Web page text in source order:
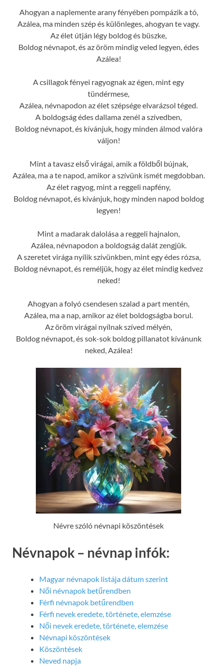
Ahogyan a naplemente arany fényében pompázik a tó,
Azálea, ma minden szép és különleges, ahogyan te vagy.
Az élet útján légy boldog és büszke,
Boldog névnapot, és az öröm mindig veled legyen, édes
Azálea!
A csillagok fényei ragyognak az égen, mint egy
tündérmese,
Azálea, névnapodon az élet szépsége elvarázsol téged.
A boldogság édes dallama zenél a szívedben,
Boldog névnapot, és kívánjuk, hogy minden álmod valóra
váljon!
Mint a tavasz első virágai, amik a földből bújnak,
Azálea, ma a te napod, amikor a szívünk ismét megdobban.
Az élet ragyog, mint a reggeli napfény,
Boldog névnapot, és kívánjuk, hogy minden napod boldog
legyen!
Mint a madarak dalolása a reggeli hajnalon,
Azálea, névnapodon a boldogság dalát zengjük.
A szeretet virága nyílik szívünkben, mint egy édes rózsa,
Boldog névnapot, és reméljük, hogy az élet mindig kedvez
neked!
Ahogyan a folyó csendesen szalad a part mentén,
Azálea, ma a nap, amikor az élet boldogságba borul.
Az öröm virágai nyílnak szíved mélyén,
Boldog névnapot, és sok-sok boldog pillanatot kívánunk
neked, Azálea!
Névre szóló névnapi köszöntések
Névnapok – névnap infók:
Magyar névnapok listája dátum szerint
Női névnapok betűrendben
Férfi névnapok betűrendben
Férfi nevek eredete, története, elemzése
Női nevek eredete, története, elemzése
Névnapi köszöntések
Köszöntések
Neved napja